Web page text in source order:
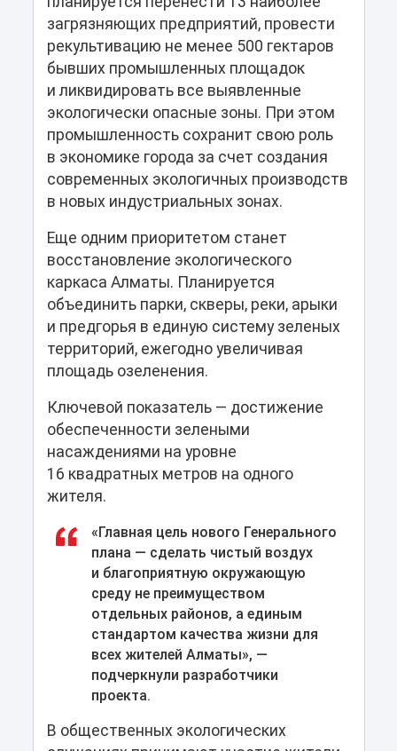
загрязняющих предприятий, провести
рекультивацию не менее 500 гектаров
бывших промышленных площадок
и ликвидировать все выявленные
экологически опасные зоны. При этом
промышленность сохранит свою роль
в экономике города за счет создания
современных экологичных производств
в новых индустриальных зонах.
Еще одним приоритетом станет
восстановление экологического
каркаса Алматы. Планируется
объединить парки, скверы, реки, арыки
и предгорья в единую систему зеленых
территорий, ежегодно увеличивая
площадь озеленения.
Ключевой показатель — достижение
обеспеченности зелеными
насаждениями на уровне
16 квадратных метров на одного
жителя.
«Главная цель нового Генерального
плана — сделать чистый воздух
и благоприятную окружающую
среду не преимуществом
отдельных районов, а единым
стандартом качества жизни для
всех жителей Алматы», —
подчеркнули разработчики
проекта.
В общественных экологических